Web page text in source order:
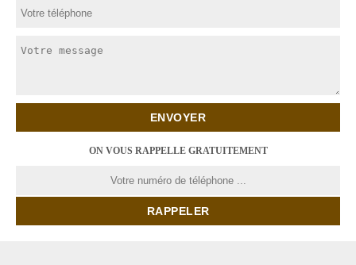
ON VOUS RAPPELLE GRATUITEMENT